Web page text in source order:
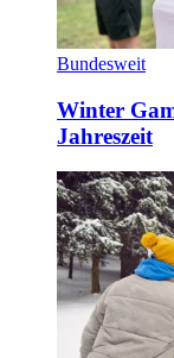
Bundesweit
Winter
Jahreszeit